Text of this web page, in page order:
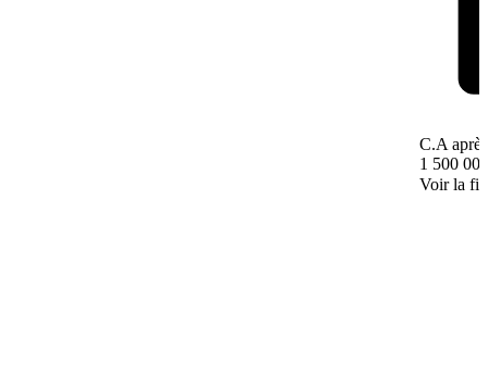
C.A
1 500
Voir la